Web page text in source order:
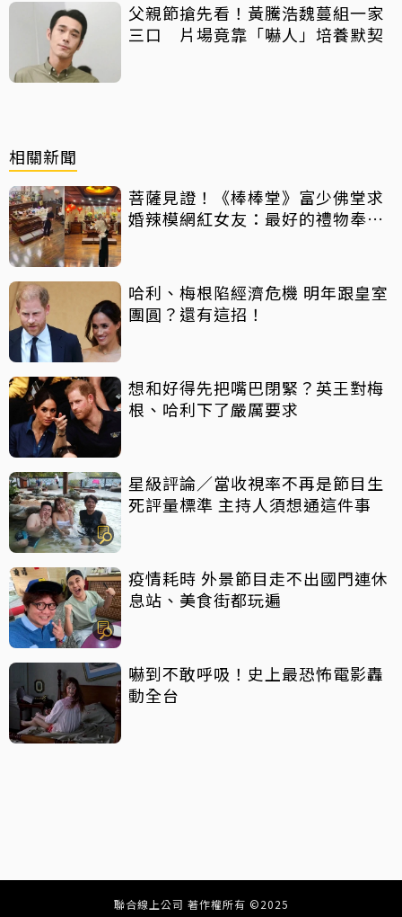
父親節搶先看！黃騰浩魏蔓組一家
三口 片場竟靠「嚇人」培養默契
相關新聞
菩薩見證！《棒棒堂》富少佛堂求
婚辣模網紅女友：最好的禮物奉獻
哈利、梅根陷經濟危機 明年跟皇室
團圓？還有這招！
想和好得先把嘴巴閉緊？英王對梅
根、哈利下了嚴厲要求
星級評論／當收視率不再是節目生
死評量標準 主持人須想通這件事
疫情耗時 外景節目走不出國門連休
息站、美食街都玩遍
嚇到不敢呼吸！史上最恐怖電影轟
動全台
聯合線上公司 著作權所有 ©2025